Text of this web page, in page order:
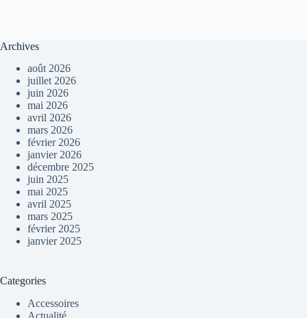
Archives
août 2026
juillet 2026
juin 2026
mai 2026
avril 2026
mars 2026
février 2026
janvier 2026
décembre 2025
juin 2025
mai 2025
avril 2025
mars 2025
février 2025
janvier 2025
Categories
Accessoires